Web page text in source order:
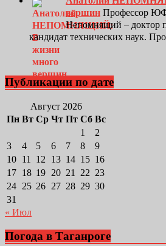
вершин Профессор
Непомнящий – доктор
кандидат технических наук.
Публикации по дате
Август 2026
Пн Вт Ср Чт Пт Сб Вс
1
2
3
4 5 6 7 8
9
10 11 12 13 14 15 16
17 18 19 20 21 22 23
24 25 26 27 28 29 30
31
« Июл
Погода в Таганроге